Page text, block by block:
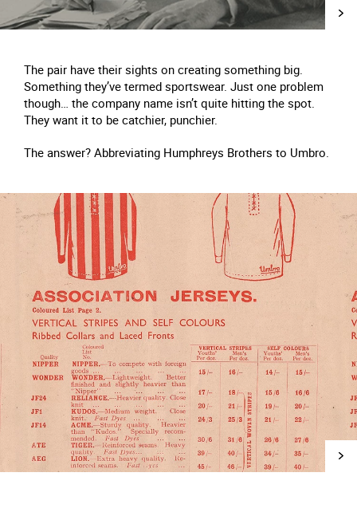
The pair have their sights on creating something big.
Something they’ve termed sportswear. Just one problem
though… the company name isn’t quite hitting the spot.
They want it to be catchier, punchier.
The answer? Abbreviating Humphreys Brothers to Umbro.